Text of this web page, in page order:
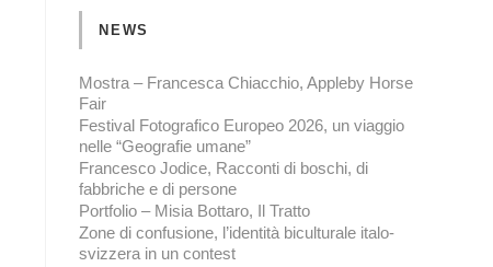
NEWS
Mostra – Francesca Chiacchio, Appleby Horse
Fair
Festival Fotografico Europeo 2026, un viaggio
nelle “Geografie umane”
Francesco Jodice, Racconti di boschi, di
fabbriche e di persone
Portfolio – Misia Bottaro, Il Tratto
Zone di confusione, l’identità biculturale italo-
svizzera in un contest